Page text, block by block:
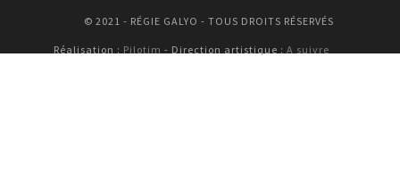
© 2021 - RÉGIE GALYO - TOUS DROITS RÉSERVÉS
Réalisation : Pilotim - Direction artistique : A suivre